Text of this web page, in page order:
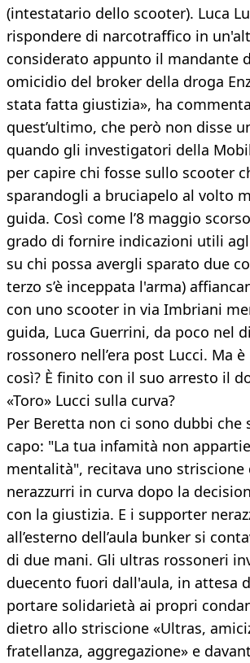
(intestatario dello scooter). Luca
rispondere di narcotraffico in
considerato appunto il mandante
omicidio del broker della droga
stata fatta giustizia», ha
quest’ultimo, che però non disse
quando gli investigatori della
per capire chi fosse sullo scooter
sparandogli a bruciapelo al volto
guida. Così come l’8 maggio
grado di fornire indicazioni utili
su chi possa avergli sparato due
terzo s’è inceppata l'arma)
con uno scooter in via Imbriani
guida, Luca Guerrini, da poco nel
rossonero nell’era post Lucci. Ma
così? È finito con il suo arresto il
«Toro» Lucci sulla curva?
Per Beretta non ci sono dubbi che
capo: "La tua infamità non
mentalità", recitava uno striscione
nerazzurri in curva dopo la
con la giustizia. E i supporter
all’esterno dell’aula bunker si
di due mani. Gli ultras rossoneri
duecento fuori dall'aula, in attesa
portare solidarietà ai propri
dietro allo striscione «Ultras,
fratellanza, aggregazione» e